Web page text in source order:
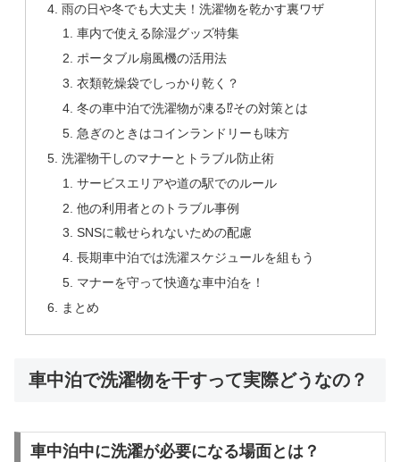
雨の日や冬でも大丈夫！洗濯物を乾かす裏ワザ
車内で使える除湿グッズ特集
ポータブル扇風機の活用法
衣類乾燥袋でしっかり乾く？
冬の車中泊で洗濯物が凍る⁉その対策とは
急ぎのときはコインランドリーも味方
洗濯物干しのマナーとトラブル防止術
サービスエリアや道の駅でのルール
他の利用者とのトラブル事例
SNSに載せられないための配慮
長期車中泊では洗濯スケジュールを組もう
マナーを守って快適な車中泊を！
まとめ
車中泊で洗濯物を干すって実際どうなの？
車中泊中に洗濯が必要になる場面とは？